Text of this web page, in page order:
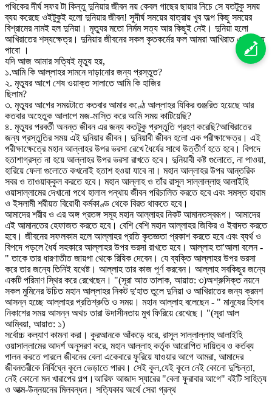
পথিকের দীর্ঘ সফর টা কিন্তু দুনিয়ার জীবন নয় কেবল গাছের ছায়ার নিচে সে যতটুকু সময়
ব্যয় করেছে ওইটুকুই হলো দুনিয়ার জীবন! সুদীর্ঘ সময়ের যাত্রায় খুব অল্প কিছু সময়ের
বিশ্রামের নামই হল দুনিয়া। মৃত্যুর মতো নির্মম সত্য আর কিছুই নেই। দুনিয়া হলো
আখিরাতের শস্যক্ষেত্র। দুনিয়ার জীবনের সকল কৃতকর্মের ফল আমরা আখিরাত এ দেখতে
পাবো ।
যদি আজ আমার সত্যিই মৃত্যু হয়,
১.আমি কি আল্লাহর সামনে দাড়ানোর জন্য প্রস্তুত?
২. মৃত্যুর আগে শেষ ওয়াক্ত সালাতে আমি কি হাজির
ছিলাম?
৩. মৃত্যুর আগের সময়টাতে কতবার আমার কণ্ঠে আল্লাহর যিকির গুঞ্জরিত হয়েছে আর
কতবার অহেতুক আলাপে মজ-মাস্তি করে আমি সময় কাটিয়েছি?
৪. মৃত্যুর পরবর্তী অনন্ত জীবন এর জন্য কতটুকু প্রস্তুতি গ্রহণ করেছি?আখিরাতের
জন্য প্রস্তুতির সময় এই দুনিয়ার জীবন। দুনিয়াবী জীবন হলো এক পরীক্ষাক্ষেত্র। এই
পরীক্ষাক্ষেত্রে মহান আল্লাহর উপর ভরসা রেখে ধৈর্যের সাথে উত্তীর্ণ হতে হবে। বিপদে
হতাশাগ্রস্ত না হয়ে আল্লাহর উপর ভরসা রাখতে হবে। দুনিয়াবী কষ্ট গুলোতে, না পাওয়া,
হারিয়ে ফেলা গুলোতে কখনোই হতাশ হওয়া যাবে না। মহান আল্লাহর উপর আন্তরিক
সবর ও তাওয়াক্কুল করতে হবে। মহান আল্লাহ ও তাঁর রাসূল সাল্লাল্লাহু আলাইহি
ওয়াসাল্লামের দেখানো পথে হালাল পন্থায় জীবন পরিচালিত করতে হবে এবং সমস্ত হারাম
ও ইসলামী শরীয়ত বিরোধী কর্মকাণ্ড থেকে বিরত থাকতে হবে।
আমাদের শরীর ও এর অঙ্গ প্রতঙ্গ সমূহ মহান আল্লাহর নিকট আমানতস্বরূপ। আমাদের
এই আমানতের হেফাজত করতে হবে। বেশি বেশি মহান আল্লাহর জিকির ও ইবাদত করতে
হবে। জীবনের সফলকাম হলে আল্লাহর প্রতি কৃতজ্ঞতা প্রকাশ করতে হবে এবং ব্যর্থ ও
বিপদে পড়লে ধৈর্য সহকারে আল্লাহর উপর ভরসা রাখতে হবে। আল্লাহ তা'আলা বলেন -
" তাকে তার ধারণাতীত জায়গা থেকে রিযিক দেবেন। যে ব্যক্তি আল্লাহর উপর ভরসা
করে তার জন্যে তিনিই যথেষ্ট। আল্লাহ তার কাজ পূর্ণ করবেন। আল্লাহ সবকিছুর জন্যে
একটি পরিমাণ স্থির করে রেখেছেন। "(সূরা আত তালাক, আয়াত: ৩)অশ্রুসিক্ত নয়নে
সকল মুমিনের উচিত মহান আল্লাহর নিকট দু'হাত তুলে দুনিয়া ও আখিরাতের জন্য ক্রমশ
আসন্ন হচ্ছে আল্লাহর প্রতিশ্রুতি ও সময়। মহান আল্লাহ বলেছেন - " মানুষের হিসাব
নিকাশের সময় আসন্ন অথচ তারা উদাসীনতায় মুখ ফিরিয়ে রেখেছে। "(সূরা আল
আম্বিয়া, আয়াত: ১)
সর্বোচ্চ কল্যাণ কামনা করা। কুরআনকে আঁকড়ে ধরে, রাসূল সাল্লাল্লাহু আলাইহি
ওয়াসাল্লামের আদর্শ অনুসরণ করে, মহান আল্লাহ কর্তৃক আরোপিত দায়িত্ব ও কর্তব্য
পালন করতে পারলে জীবনের বেলা একেবারে ফুরিয়ে যাওয়ার আগে আমরা, আমাদের
জীবনতরীকে নির্বিঘ্নে কূলে ভেড়াতে পারব। সেই কূল,যেই কূলে নেই কোনো দুশ্চিন্তা,
নেই কোনো মন খারাপের গল্প।আরিফ আজাদ স্যারের "বেলা ফুরাবার আগে" বইটি সাহিত্য
ও আত্ম-উন্নয়নের মিলবন্ধন। সত্যিকার অর্থে সেরা গ্রন্থ